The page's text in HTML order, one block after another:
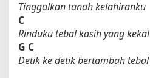
Tinggalkan tanah kelahiranku
C
Rinduku tebal kasih yang kekal
G C
Detik ke detik bertambah tebal